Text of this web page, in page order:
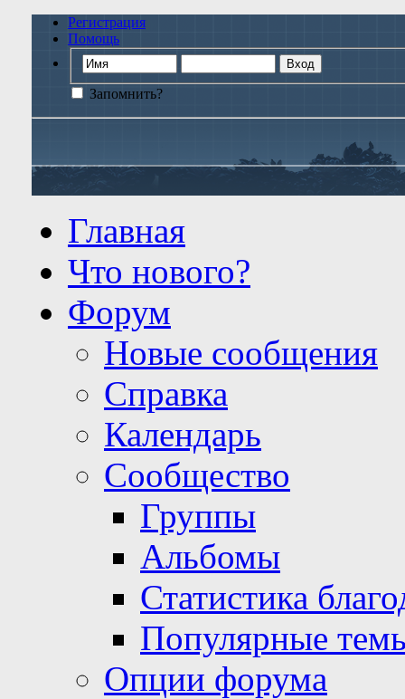
Регистрация
Помощь
Запомнить?
Главная
Что нового?
Форум
Новые сообщения
Справка
Календарь
Сообщество
Группы
Альбомы
Статистика
Популярные
Опции форума